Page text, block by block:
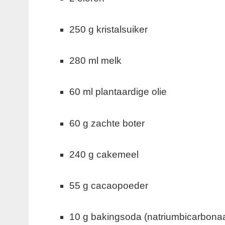
250 g kristalsuiker
280 ml melk
60 ml plantaardige olie
60 g zachte boter
240 g cakemeel
55 g cacaopoeder
10 g bakingsoda